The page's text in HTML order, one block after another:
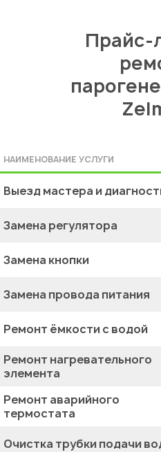
Прайс-
НАИМЕНОВАНИЕ УСЛУГИ
Выезд мастера и
Замена регулятора
Замена кнопки
Замена провода питания
Ремонт ёмкости с водой
Ремонт нагревательного
элемента
Ремонт аварийного
термостата
Очистка трубки подачи